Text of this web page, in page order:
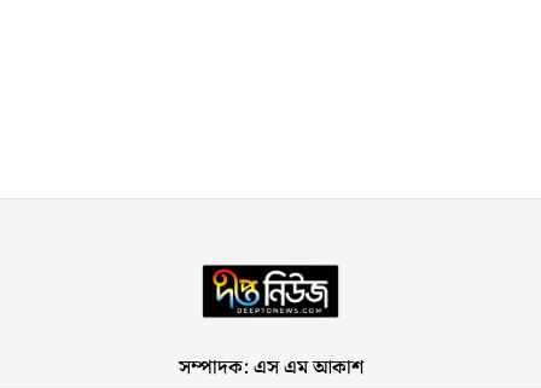
সম্পাদক: এস এম আকাশ